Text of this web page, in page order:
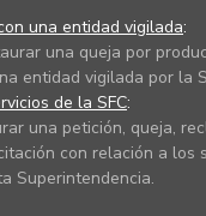
una entidad vigilada:
una queja por
entidad vigilada por la
de la SFC:
una petición, queja,
con relación a los
Superintendencia.